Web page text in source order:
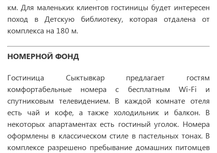
км. Для маленьких клиентов гостиницы будет интересен
поход в Детскую библиотеку, которая отдалена от
комплекса на 180 м.
НОМЕРНОЙ ФОНД
Гостиница Сыктывкар предлагает гостям
комфортабельные номера с бесплатным Wi-Fi и
спутниковым телевидением. В каждой комнате отеля
есть чай и кофе, а также холодильник и балкон. В
некоторых апартаментах есть гостиный уголок. Номера
оформлены в классическом стиле в пастельных тонах. В
комплексе разрешено пребывание домашних питомцев